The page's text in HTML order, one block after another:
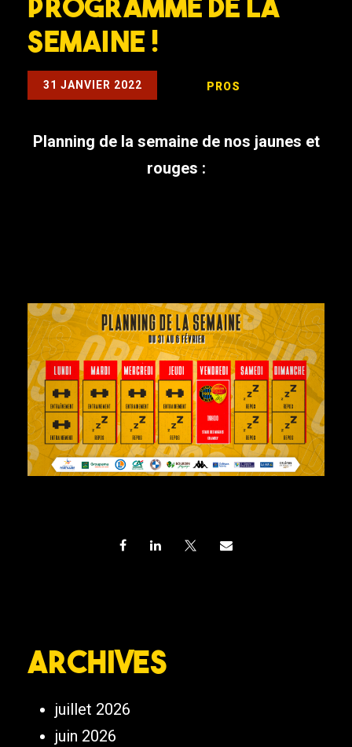
semaine !
31 JANVIER 2022 PROS
Planning de la semaine de nos jaunes et
rouges :
Archives
juillet 2026
juin 2026